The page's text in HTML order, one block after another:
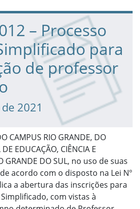
– Processo
para
de professor
2021
CAMPUS RIO GRANDE, DO
EDUCAÇÃO, CIÊNCIA E
GRANDE DO SUL, no uso de suas
acordo com o disposto na Lei Nº
a abertura das inscrições para
com vistas à